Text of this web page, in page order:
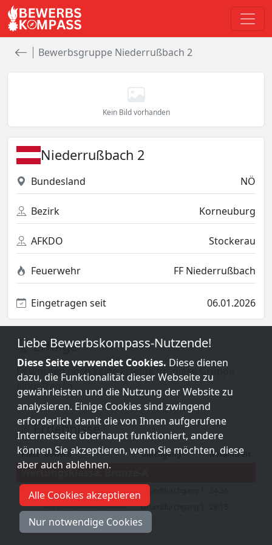
Bewerbsgruppe Niederrußbach 2
Kein Bild vorhanden
Niederrußbach 2
Bundesland NÖ
Bezirk Korneuburg
AFKDO Stockerau
Feuerwehr FF Niederrußbach
Eingetragen seit 06.01.2026
Erfolge
Es wurden noch keine Erfolge für diese Gruppe
eingetragen.
Ergebnisse
Platz Bewerb Durchgang Gesamtzeit
Wertungsklasse: Bronze-A
12
3.Schotterguben-
Kuppelcup Stranzendorf
Grunddurchgang 1
Grunddurchgang 1
Liebe Bewerbskompass-Nutzende!
Diese Seite verwendet Cookies. Diese dienen
dazu, die Funktionalität dieser Webseite zu
gewährleisten und die Nutzung der Website zu
analysieren. Einige Cookies sind zwingend
erforderlich damit die von Ihnen aufgerufene
Internetseite überhaupt funktioniert, andere
können Sie akzeptieren, wenn Sie möchten, diese
aber auch ablehnen.
Alle Cookies akzeptieren
Nur notwendige Cookies